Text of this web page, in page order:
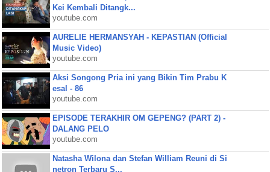
Kei Kembali Ditangk...
youtube.com
AURELIE HERMANSYAH - KEPASTIAN (Official
Music Video)
youtube.com
Aksi Songong Pria ini yang Bikin Tim Prabu K
esal - 86
youtube.com
EPISODE TERAKHIR OM GEPENG? (PART 2) -
DALANG PELO
youtube.com
Natasha Wilona dan Stefan William Reuni di Si
netron Terbaru S...